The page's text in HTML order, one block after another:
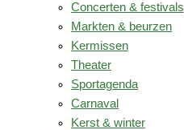
Concerten & festivals
Markten & beurzen
Kermissen
Theater
Sportagenda
Carnaval
Kerst & winter